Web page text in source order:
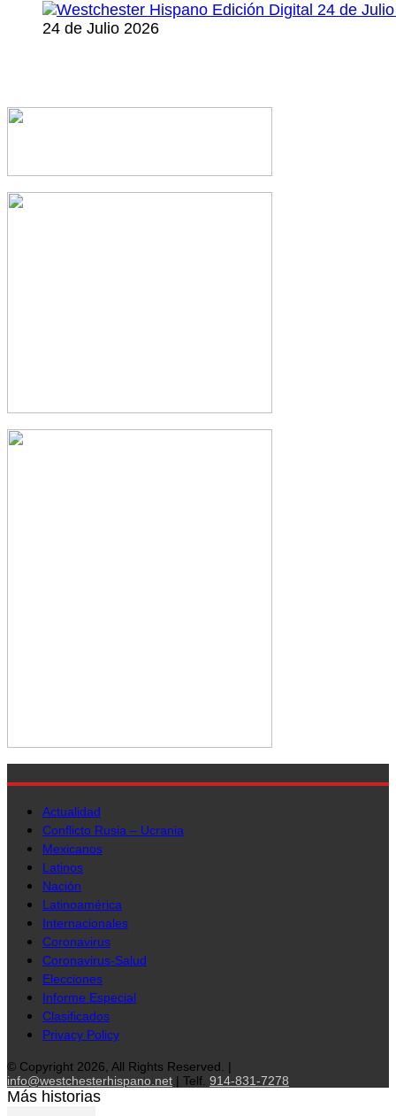
24 de Julio 2026
Actualidad
Conflicto Rusia – Ucrania
Mexicanos
Latinos
Nación
Latinoamérica
Internacionales
Coronavirus
Coronavirus-Salud
Elecciones
Informe Especial
Clasificados
Privacy Policy
© Copyright 2026, All Rights Reserved. |
info@westchesterhispano.net | Telf. 914-831-7278
Más historias